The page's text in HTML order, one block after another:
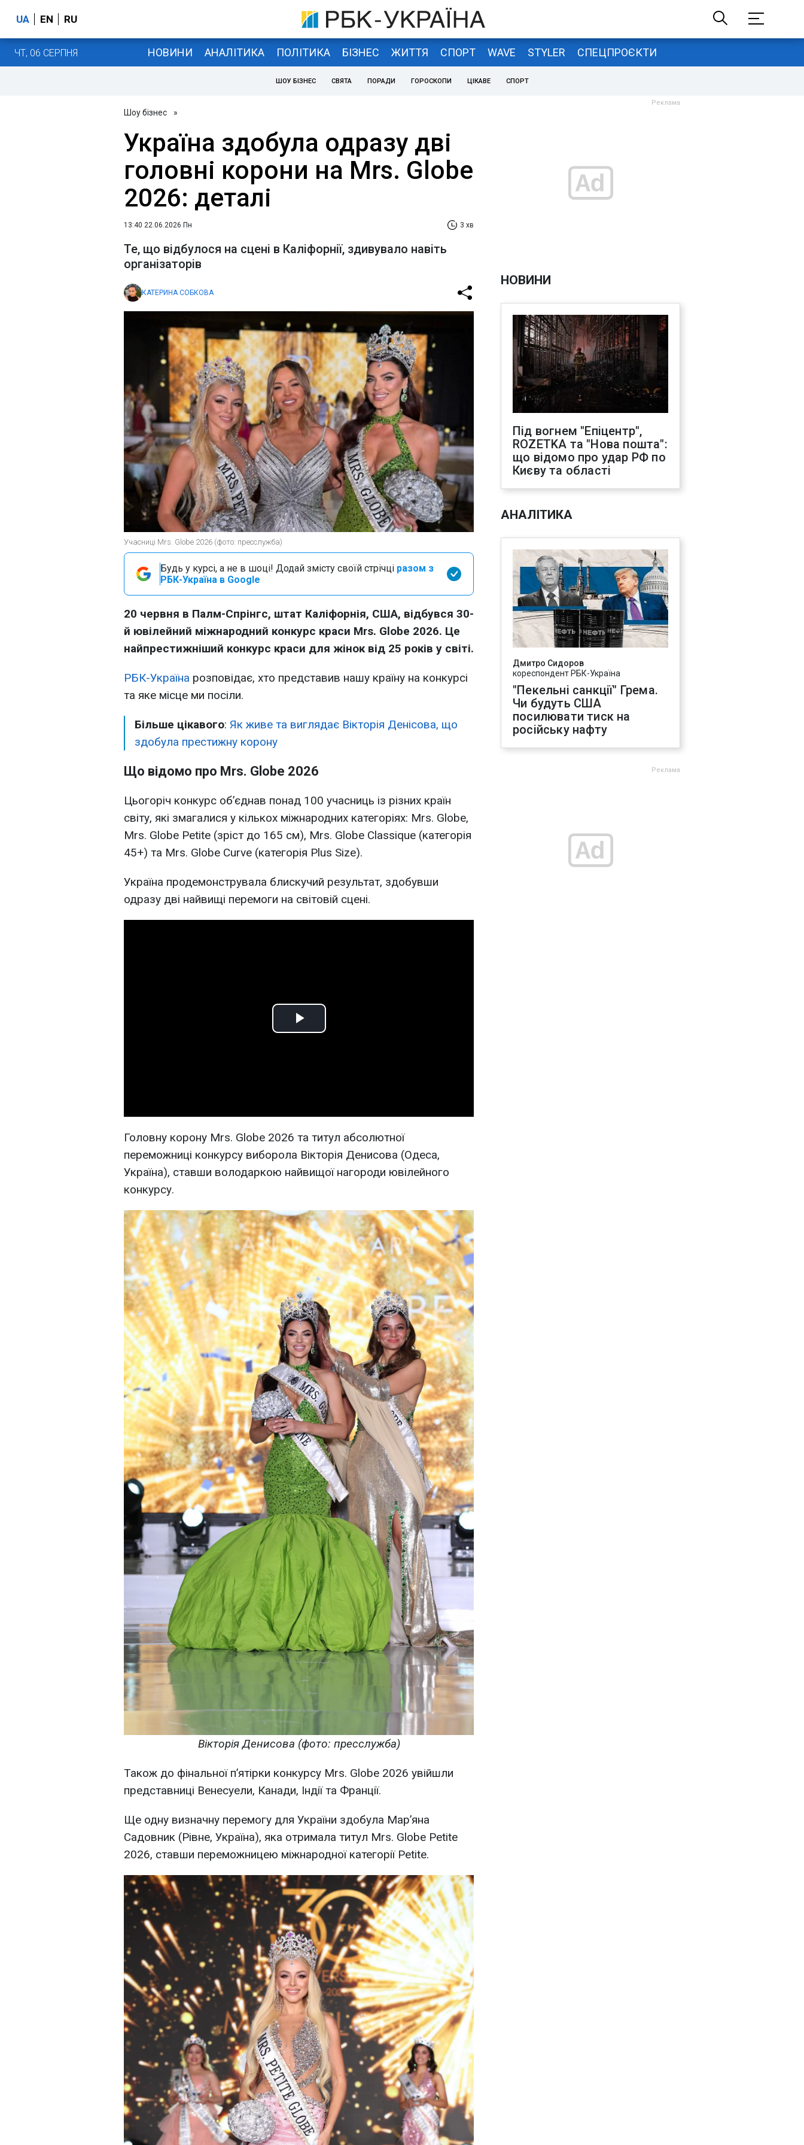
UA EN RU
ЧТ, 06 СЕРПНЯ НОВИНИ АНАЛІТИКА ПОЛІТИКА БІЗНЕС ЖИТТЯ СПОРТ WAVE STYLER СПЕЦПРОЄКТИ
ШОУ БІЗНЕС СВЯТА ПОРАДИ ГОРОСКОПИ ЦІКАВЕ СПОРТ
Шоу бізнес »
Україна здобула одразу дві
головні корони на Mrs. Globe
2026: деталі
13:40 22.06.2026 Пн 3 хв
Те, що відбулося на сцені в Каліфорнії, здивувало навіть
організаторів
КАТЕРИНА СОБКОВА
Учасниці Mrs. Globe 2026 (фото: пресслужба)
Будь у курсі, а не в шоці! Додай змісту своїй стрічці разом з
РБК-Україна в Google
20 червня в Палм-Спрінгс, штат Каліфорнія, США, відбувся 30-
й ювілейний міжнародний конкурс краси Mrs. Globe 2026. Це
найпрестижніший конкурс краси для жінок від 25 років у світі.
РБК-Україна розповідає, хто представив нашу країну на конкурсі
та яке місце ми посіли.
Більше цікавого: Як живе та виглядає Вікторія Денісова, що
здобула престижну корону
Що відомо про Mrs. Globe 2026
Цьогоріч конкурс об’єднав понад 100 учасниць із різних країн
світу, які змагалися у кількох міжнародних категоріях: Mrs. Globe,
Mrs. Globe Petite (зріст до 165 см), Mrs. Globe Classique (категорія
45+) та Mrs. Globe Curve (категорія Plus Size).
Україна продемонструвала блискучий результат, здобувши
одразу дві найвищі перемоги на світовій сцені.
Play
Головну корону Mrs. Globe 2026 та титул абсолютної
переможниці конкурсу виборола Вікторія Денисова (Одеса,
Україна), ставши володаркою найвищої нагороди ювілейного
конкурсу.
Вікторія Денисова (фото: пресслужба)
Також до фінальної п’ятірки конкурсу Mrs. Globe 2026 увійшли
представниці Венесуели, Канади, Індії та Франції.
Ще одну визначну перемогу для України здобула Мар’яна
Садовник (Рівне, Україна), яка отримала титул Mrs. Globe Petite
2026, ставши переможницею міжнародної категорії Petite.
НОВИНИ
Під вогнем "Епіцентр",
ROZETKA та "Нова пошта":
що відомо про удар РФ по
Києву та області
АНАЛІТИКА
Дмитро Сидоров
кореспондент РБК-Україна
"Пекельні санкції" Грема.
Чи будуть США
посилювати тиск на
російську нафту